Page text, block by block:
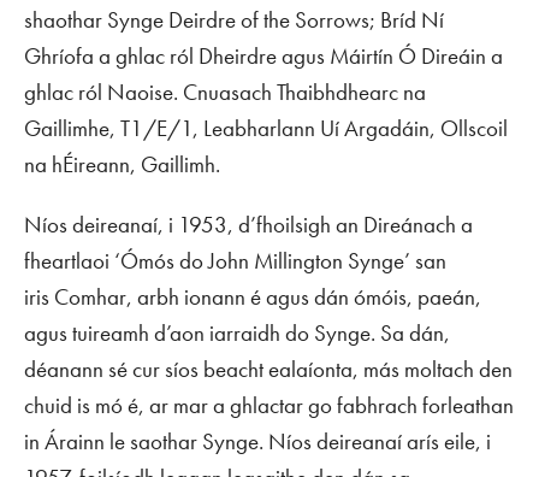
shaothar Synge Deirdre of the Sorrows; Bríd Ní
Ghríofa a ghlac ról Dheirdre agus Máirtín Ó Direáin a
ghlac ról Naoise. Cnuasach Thaibhdhearc na
Gaillimhe, T1/E/1, Leabharlann Uí Argadáin, Ollscoil
na hÉireann, Gaillimh.
Níos deireanaí, i 1953, d’fhoilsigh an Direánach a
fheartlaoi ‘Ómós do John Millington Synge’ san
iris Comhar, arbh ionann é agus dán ómóis, paeán,
agus tuireamh d’aon iarraidh do Synge. Sa dán,
déanann sé cur síos beacht ealaíonta, más moltach den
chuid is mó é, ar mar a ghlactar go fabhrach forleathan
in Árainn le saothar Synge. Níos deireanaí arís eile, i